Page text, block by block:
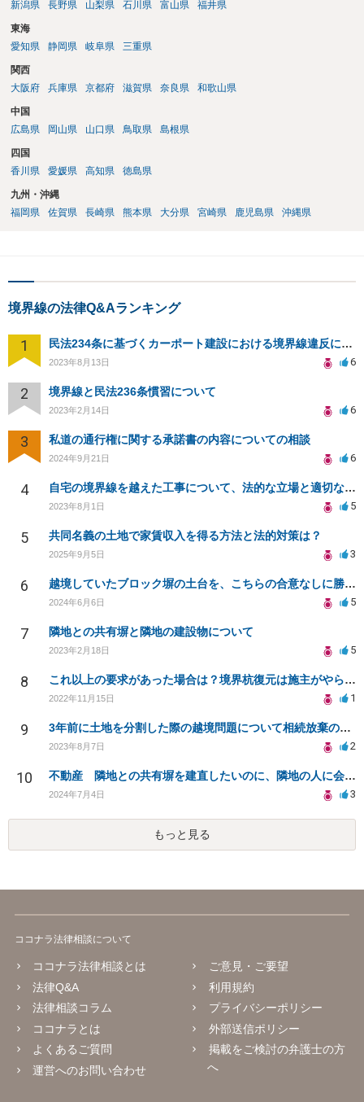
新潟県
長野県 山梨県 石川県 富山県 福井県
東海
愛知県
静岡県 岐阜県 三重県
関西
大阪府
兵庫県 京都府 滋賀県 奈良県 和歌山県
中国
広島県
岡山県 山口県 鳥取県 島根県
四国
香川県
愛媛県 高知県 徳島県
九州・沖縄
福岡県
佐賀県 長崎県 熊本県 大分県 宮崎県 鹿児島県 沖縄県
境界線の法律Q&Aランキング
1 民法234条に基づくカーポート建設における境界線違反による損害賠償請求の可能性について
2023年8月13日 6
2 境界線と民法236条慣習について
2023年2月14日 6
3 私道の通行権に関する承諾書の内容についての相談
2024年9月21日 6
4 自宅の境界線を越えた工事について、法的な立場と適切な抗議方法は何か？
2023年8月1日 5
5 共同名義の土地で家賃収入を得る方法と法的対策は？
2025年9月5日 3
6 越境していたブロック塀の土台を、こちらの合意なしに勝手に削られた
2024年6月6日 5
7 隣地との共有塀と隣地の建設物について
2023年2月18日 5
8 これ以上の要求があった場合は？境界杭復元は施主がやらなくては？業者や我々の嫌がらせを抑止したい？
2022年11月15日 1
9 3年前に土地を分割した際の越境問題について相続放棄の取り下げと姉の家の移動について相談したい
2023年8月7日 2
10 不動産 隣地との共有塀を建直したいのに、隣地の人に会えないくて話が進まない、解決方法がありますか？
2024年7月4日 3
もっと見る
ココナラ法律相談について
ココナラ法律相談とは
法律Q&A
法律相談コラム
ココナラとは
よくあるご質問
運営へのお問い合わせ
ご意見・ご要望
利用規約
プライバシーポリシー
外部送信ポリシー
掲載をご検討の弁護士の方
へ